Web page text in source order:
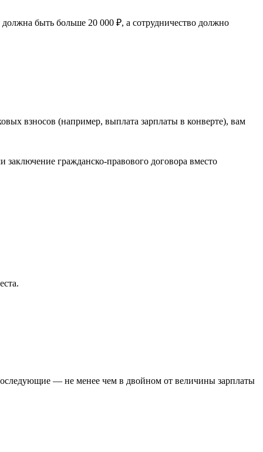
быть больше 20 000 ₽, а сотрудничество должно
взносов (например, выплата зарплаты в конверте), вам
гражданско-правового договора вместо
— не менее чем в двойном от величины зарплаты